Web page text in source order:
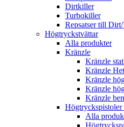
Dirtkiller
Turbokiller
Repsatser till
Högtryckstvättar
Alla produkter
Kränzle
Kränzle
Kränzle
Kränzle
Kränzle
Kränzle
Alla